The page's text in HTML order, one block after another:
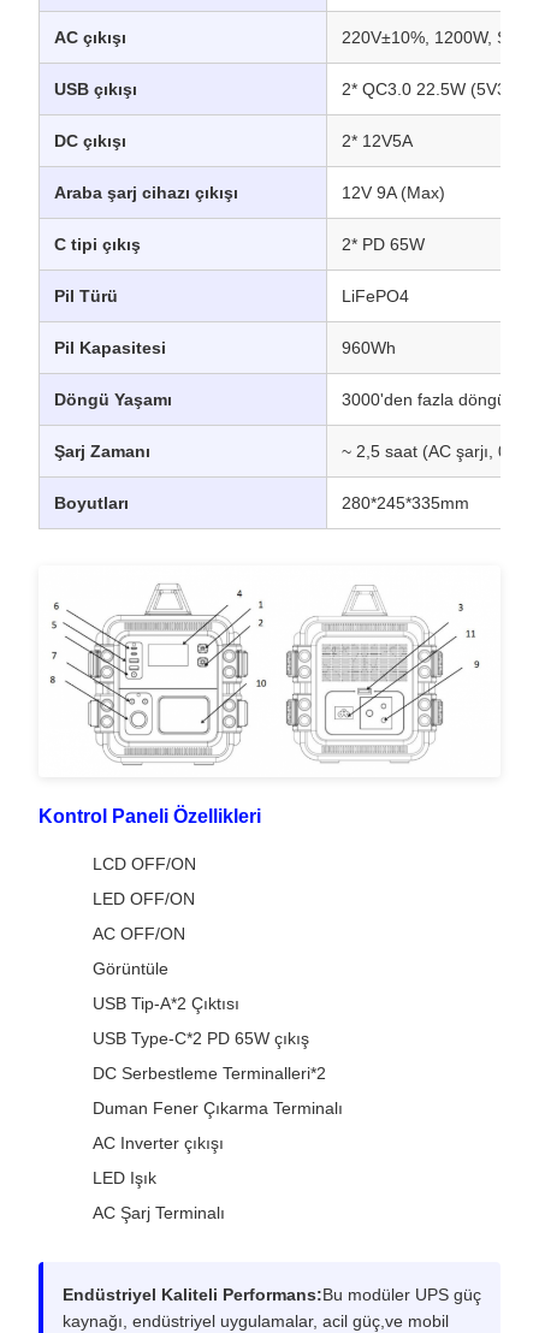
AC çıkışı 220V±10%, 1200W,
USB çıkışı 2* QC3.0 22.5W (5V3A/
DC çıkışı 2* 12V5A
Araba şarj cihazı çıkışı 12V 9A (Max)
C tipi çıkış 2* PD 65W
Pil Türü LiFePO4
Pil Kapasitesi 960Wh
Döngü Yaşamı 3000'den fazla döngü
Şarj Zamanı ~ 2,5 saat (AC şarjı, 0%
Boyutları 280*245*335mm
Kontrol Paneli Özellikleri
LCD OFF/ON
LED OFF/ON
AC OFF/ON
Görüntüle
USB Tip-A*2 Çıktısı
USB Type-C*2 PD 65W çıkış
DC Serbestleme Terminalleri*2
Duman Fener Çıkarma Terminalı
AC Inverter çıkışı
LED Işık
AC Şarj Terminalı
Endüstriyel Kaliteli Performans:Bu modüler UPS güç
kaynağı, endüstriyel uygulamalar, acil güç,ve mobil